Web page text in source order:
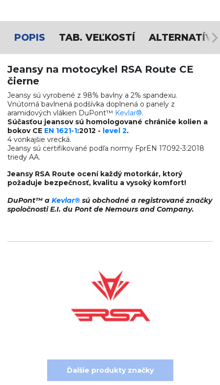
POPIS TAB. VEĽKOSTÍ ALTERNATÍVY
Jeansy na motocykel RSA Route CE
čierne
Jeansy sú vyrobené z 98% bavlny a 2% spandexu.
Vnútorná bavlnená podšívka doplnená o panely z
aramidových vlákien DuPont™ Kevlar®.
Súčasťou jeansov sú homologované chrániče kolien a
bokov CE EN 1621-1:2012 - level 2.
4 vonkajšie vrecká.
Jeansy sú certifikované podľa normy FprEN 17092-3:2018
triedy AA.
Jeansy RSA Route ocení každý motorkár, ktorý
požaduje bezpečnosť, kvalitu a vysoký komfort!
DuPont™ a Kevlar® sú obchodné a registrované značky
spoločnosti E.I. du Pont de Nemours and Company.
Ďalšie produkty značky